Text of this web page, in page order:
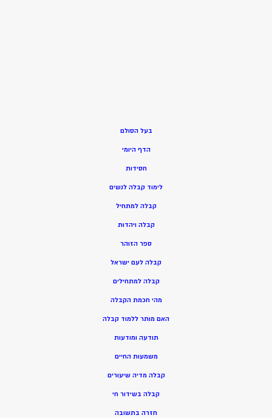
בעל הסולם
הדף היומי
חסידות
לימוד קבלה לנשים
קבלה למתחיל
קבלה ויהדות
ספר הזוהר
קבלה לעם ישראל
קבלה למתחילים
מהי חכמת הקבלה
האם מותר ללמוד קבלה
תודעה ומודעות
משמעות החיים
קבלה מדיה שיעורים
קבלה בשידור חי
חזרה בתשובה